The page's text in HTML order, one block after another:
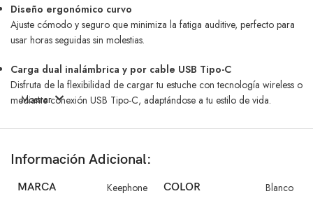
Diseño ergonómico curvo
Ajuste cómodo y seguro que minimiza la fatiga auditive, perfecto para
usar horas seguidas sin molestias.
Carga dual inalámbrica y por cable USB Tipo-C
Disfruta de la flexibilidad de cargar tu estuche con tecnología wireless o
mediante conexión USB Tipo-C, adaptándose a tu estilo de vida.
Gran autonomía para largas jornadas
un estuche que prolonga la experiencia para acompañarte todo el día.
los audífonos.
Mostrar
Información Adicional:
MARCA Keephone COLOR Blanco